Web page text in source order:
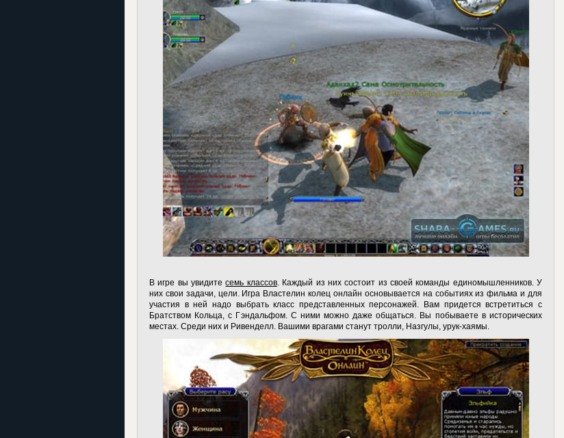
В игре вы увидитесемь классов. Каждый из них состоит из своей команды единомышленников. У
них свои задачи, цели. Игра Властелин колец онлайн основывается на событиях из фильма и для
участия в ней надо выбрать класс представленных персонажей. Вам придется встретиться с
Братством Кольца, с Гэндальфом. С ними можно даже общаться. Вы побываете в исторических
местах. Среди них и Ривенделл. Вашими врагами станут тролли, Назгулы, урук-хаямы.